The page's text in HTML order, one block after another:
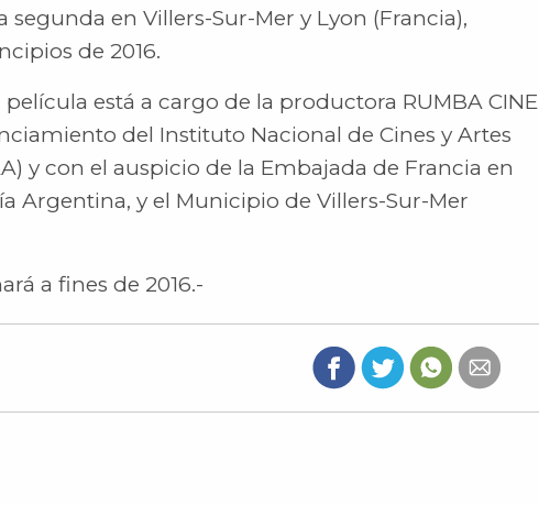
segunda en Villers-Sur-Mer y Lyon (Francia),
de 2016.
está a cargo de la productora RUMBA CINE
del Instituto Nacional de Cines y Artes
y con el auspicio de la Embajada de Francia en
Argentina, y el Municipio de Villers-Sur-Mer
a fines de 2016.-